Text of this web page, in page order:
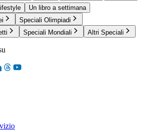
Un libro a settimana
Speciali Olimpiadi
Speciali Mondiali Altri Speciali